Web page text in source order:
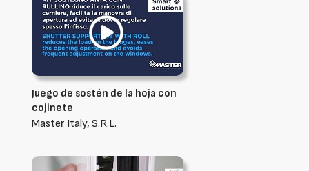
Juego de sostén de la hoja con
cojinete
Master Italy, S.R.L.